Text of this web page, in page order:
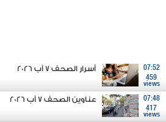
07:52
459
views
أسرار الصحف 7 آب 2026
07:48
417
views
عناوين الصحف 7 آب 2026